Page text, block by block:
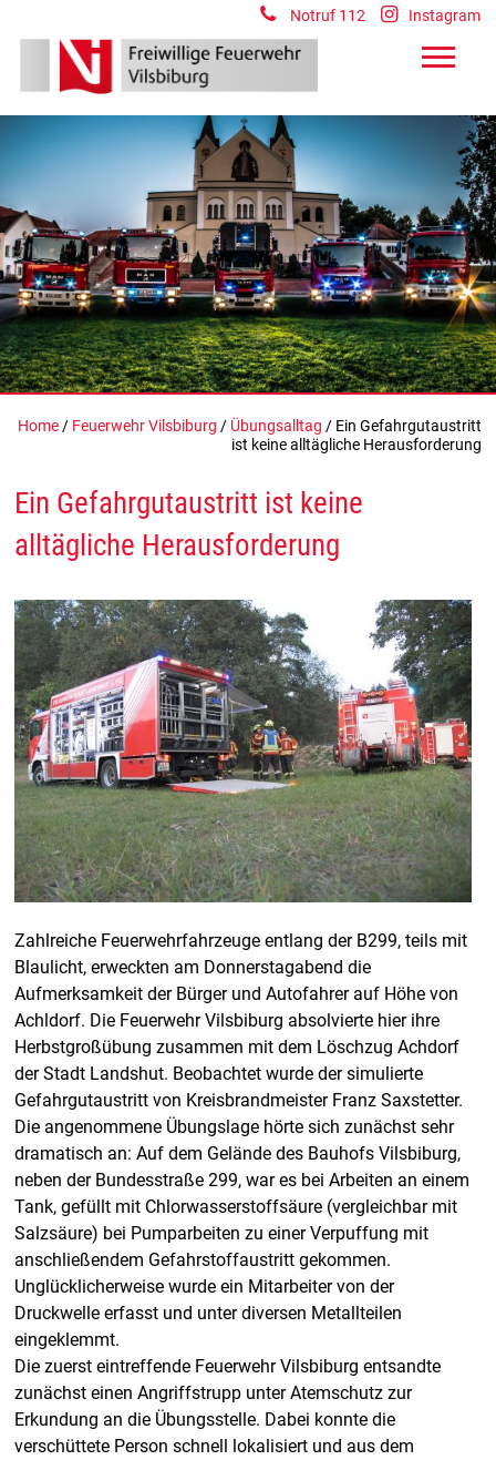
Home/ Feuerwehr Vilsbiburg / Übungsalltag / Ein Gefahrgutaustritt
ist keine alltägliche Herausforderung
Ein Gefahrgutaustritt ist keine
alltägliche Herausforderung
Zahlreiche Feuerwehrfahrzeuge entlang der B299, teils mit
Blaulicht, erweckten am Donnerstagabend die
Aufmerksamkeit der Bürger und Autofahrer auf Höhe von
Achldorf. Die Feuerwehr Vilsbiburg absolvierte hier ihre
Herbstgroßübung zusammen mit dem Löschzug Achdorf
der Stadt Landshut. Beobachtet wurde der simulierte
Gefahrgutaustritt von Kreisbrandmeister Franz Saxstetter.
Die angenommene Übungslage hörte sich zunächst sehr
dramatisch an: Auf dem Gelände des Bauhofs Vilsbiburg,
neben der Bundesstraße 299, war es bei Arbeiten an einem
Tank, gefüllt mit Chlorwasserstoffsäure (vergleichbar mit
Salzsäure) bei Pumparbeiten zu einer Verpuffung mit
anschließendem Gefahrstoffaustritt gekommen.
Unglücklicherweise wurde ein Mitarbeiter von der
Druckwelle erfasst und unter diversen Metallteilen
eingeklemmt.
Die zuerst eintreffende Feuerwehr Vilsbiburg entsandte
zunächst einen Angriffstrupp unter Atemschutz zur
Erkundung an die Übungsstelle. Dabei konnte die
verschüttete Person schnell lokalisiert und aus dem
Notruf 112 Instagram